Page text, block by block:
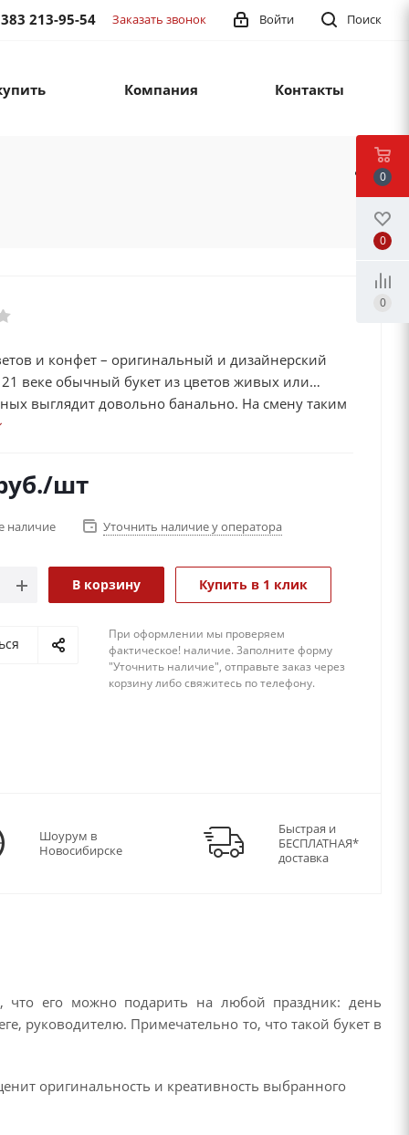
Поиск
Войти
213-95-54 Заказать звонок
Компания Контакты
и конфет – оригинальный и дизайнерский
веке обычный букет из цветов живых или
выглядит довольно банально. На смену таким
именно композицию, составленную из
/шт
наличие Уточнить наличие у оператора
В корзину Купить в 1 клик
При оформлении мы проверяем
фактическое! наличие. 3аполните форму
"Уточнить наличие", отправьте заказ через
корзину либо свяжитесь по телефону.
Шоурум в
Новосибирске
Быстрая и
БЕСПЛАТНАЯ*
доставка
что его можно подарить на любой праздник: день
руководителю. Примечательно то, что такой букет в
оригинальность и креативность выбранного
0
0
0